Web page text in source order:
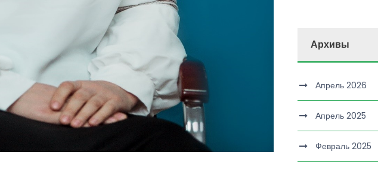
Архивы
Апрель 2026
Апрель 2025
Февраль 2025